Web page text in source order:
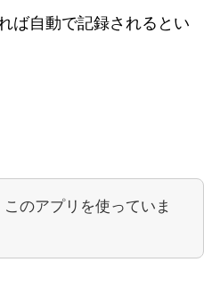
ば自動で記録されるとい
のアプリを使っていま